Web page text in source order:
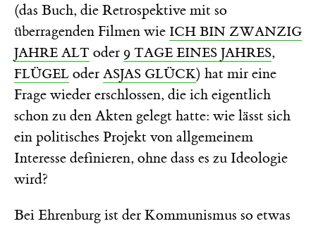
(das Buch, die Retrospektive mit so
überragenden Filmen wie ICH BIN ZWANZIG
JAHRE ALT oder 9 TAGE EINES JAHRES,
FLÜGEL oder ASJAS GLÜCK) hat mir eine
Frage wieder erschlossen, die ich eigentlich
schon zu den Akten gelegt hatte: wie lässt sich
ein politisches Projekt von allgemeinem
Interesse definieren, ohne dass es zu Ideologie
wird?
Bei Ehrenburg ist der Kommunismus so etwas